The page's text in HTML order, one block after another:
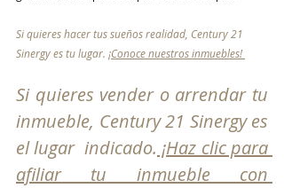
Si quieres hacer tus sueños realidad, Century 21
Sinergy es tu lugar. ¡Conoce nuestros inmuebles!
Si quieres vender o arrendar tu
inmueble, Century 21 Sinergy es
el lugar  indicado. ¡Haz clic para
afiliar tu inmueble con